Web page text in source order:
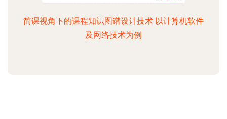
简课视角下的课程知识图谱设计技术 以计算机软件
及网络技术为例